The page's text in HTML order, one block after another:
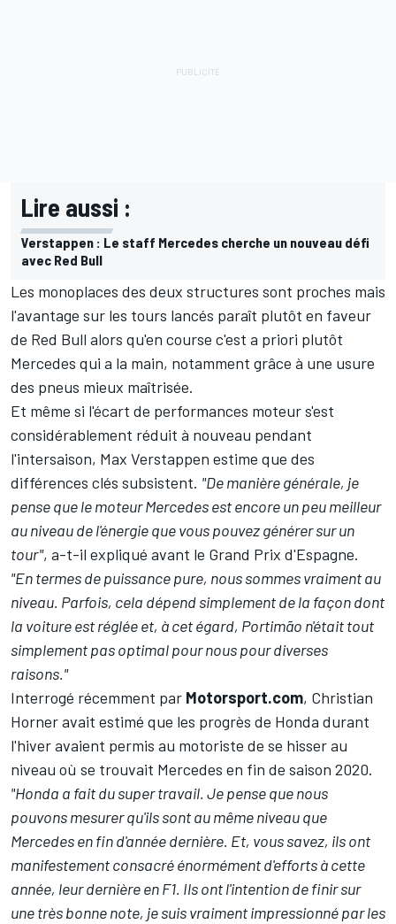
Lire aussi :
Verstappen : Le staff Mercedes cherche un nouveau défi
avec Red Bull
Les monoplaces des deux structures sont proches mais
l'avantage sur les tours lancés paraît plutôt en faveur
de Red Bull alors qu'en course c'est a priori plutôt
Mercedes qui a la main, notamment grâce à une usure
des pneus mieux maîtrisée.
Et même si l'écart de performances moteur s'est
considérablement réduit à nouveau pendant
l'intersaison, Max Verstappen estime que des
différences clés subsistent. "De manière générale, je
pense que le moteur Mercedes est encore un peu meilleur
au niveau de l'énergie que vous pouvez générer sur un
tour", a-t-il expliqué avant le Grand Prix d'Espagne.
"En termes de puissance pure, nous sommes vraiment au
niveau. Parfois, cela dépend simplement de la façon dont
la voiture est réglée et, à cet égard, Portimão n'était tout
simplement pas optimal pour nous pour diverses
raisons."
Interrogé récemment par Motorsport.com, Christian
Horner avait estimé que les progrès de Honda durant
l'hiver avaient permis au motoriste de se hisser au
niveau où se trouvait Mercedes en fin de saison 2020.
"Honda a fait du super travail. Je pense que nous
pouvons mesurer qu'ils sont au même niveau que
Mercedes en fin d'année dernière. Et, vous savez, ils ont
manifestement consacré énormément d'efforts à cette
année, leur dernière en F1. Ils ont l'intention de finir sur
une très bonne note, je suis vraiment impressionné par les